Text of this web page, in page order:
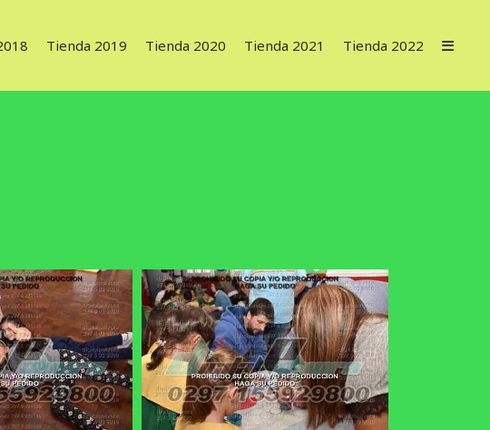
Tienda 2019 Tienda 2020 Tienda 2021 Tienda 2022